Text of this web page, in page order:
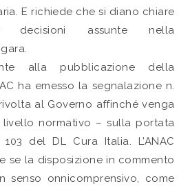
E richiede che si diano chiare
decisioni assunte nella
alla pubblicazione della
ha emesso la segnalazione n.
al Governo affinché venga
normativo – sulla portata
del DL Cura Italia. L’ANAC
se la disposizione in commento
senso onnicomprensivo, come